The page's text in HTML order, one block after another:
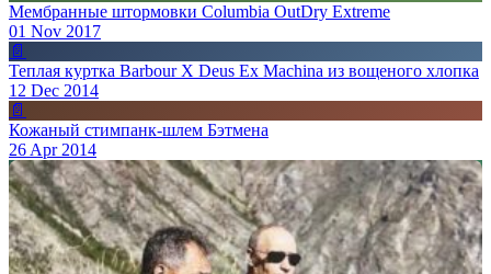
Мембранные штормовки Columbia OutDry Extreme
01 Nov 2017
📄
Теплая куртка Barbour X Deus Ex Machina из вощеного хлопка
12 Dec 2014
📄
Кожаный стимпанк-шлем Бэтмена
26 Apr 2014